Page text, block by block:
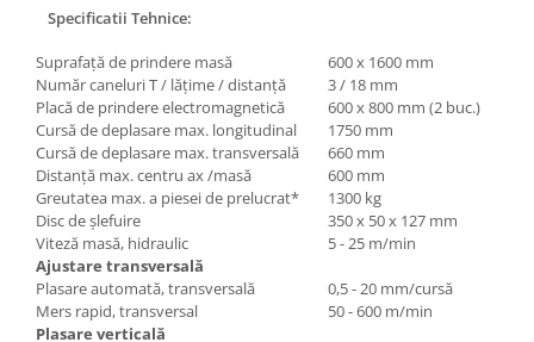
Specificatii Tehnice:
Suprafaţă de prindere masă
600 x 1600 mm
Număr caneluri T / lăţime / distanţă
3 / 18 mm
Placă de prindere electromagnetică
600 x 800 mm (2 buc.)
Cursă de deplasare max. longitudinal
1750 mm
Cursă de deplasare max. transversală
660 mm
Distanţă max. centru ax /masă
600 mm
Greutatea max. a piesei de prelucrat*
1300 kg
Disc de şlefuire
350 x 50 x 127 mm
Viteză masă, hidraulic
5 - 25 m/min
Ajustare transversală
Plasare automată, transversală
0,5 - 20 mm/cursă
Mers rapid, transversal
50 - 600 m/min
Plasare verticală